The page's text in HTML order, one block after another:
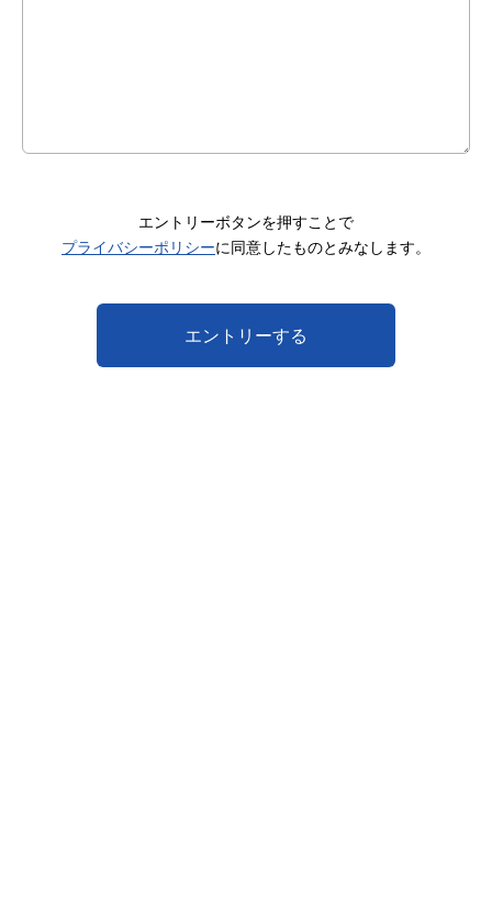
エントリーボタンを押すことで
プライバシーポリシーに同意したものとみなします。
エントリーする